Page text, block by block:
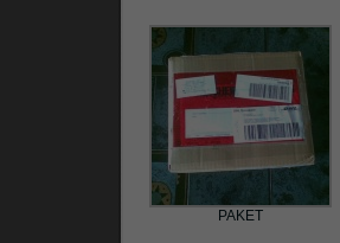
PAKET